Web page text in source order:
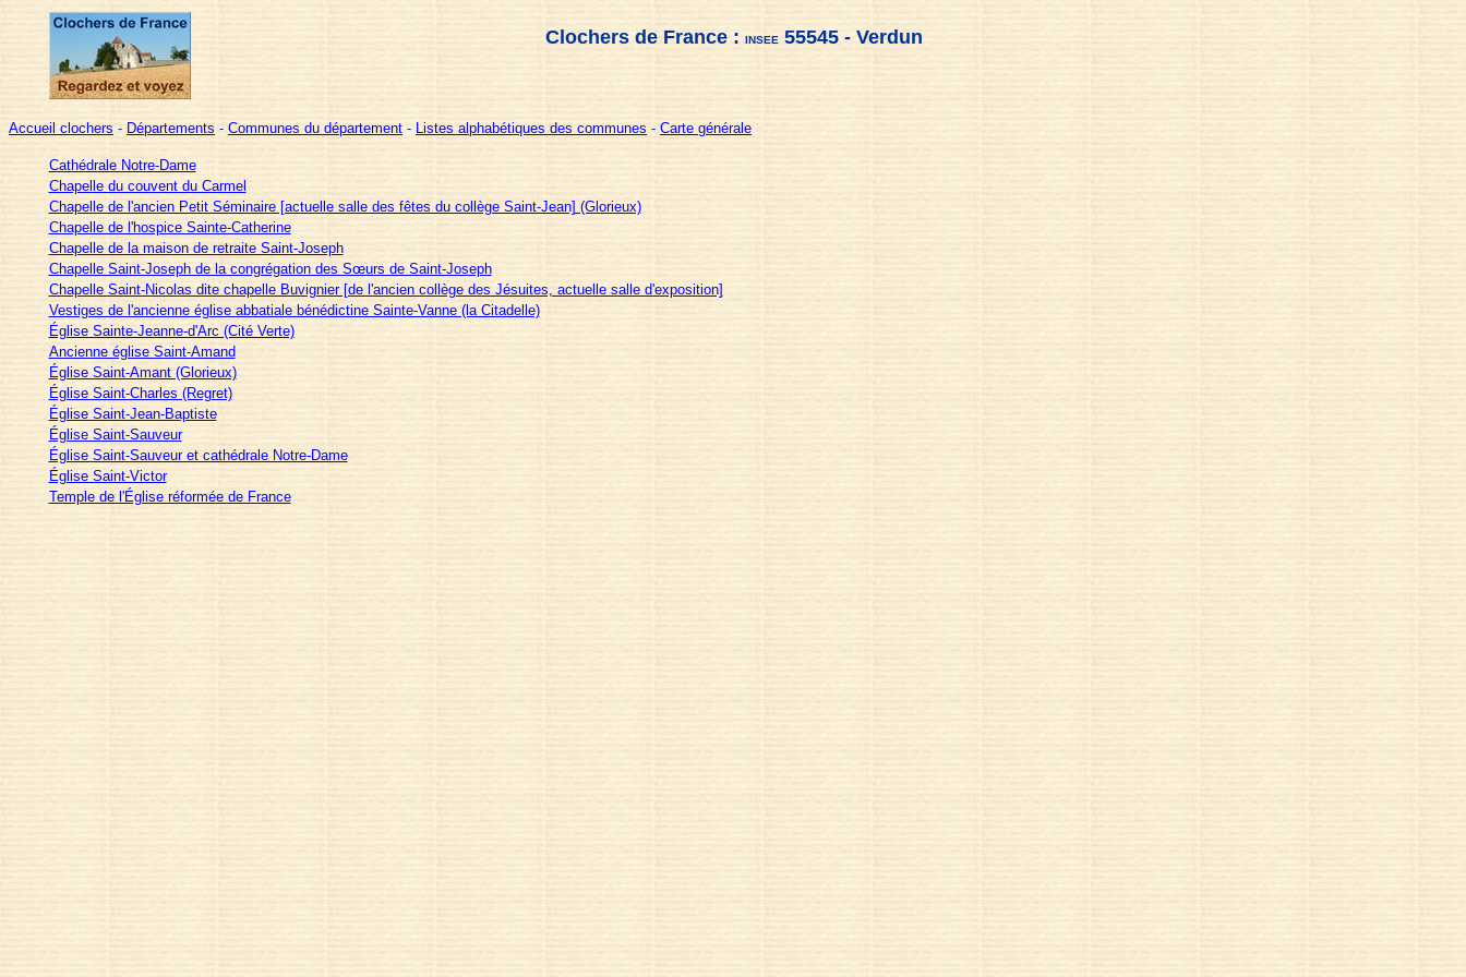
Clochers de France : INSEE55545 - Verdun
Accueil clochers - Départements - Communes du département - Listes alphabétiques des communes - Carte générale
Cathédrale Notre-Dame
Chapelle du couvent du Carmel
Chapelle de l'ancien Petit Séminaire [actuelle salle des fêtes du collège Saint-Jean] (Glorieux)
Chapelle de l'hospice Sainte-Catherine
Chapelle de la maison de retraite Saint-Joseph
Chapelle Saint-Joseph de la congrégation des Sœurs de Saint-Joseph
Chapelle Saint-Nicolas dite chapelle Buvignier [de l'ancien collège des Jésuites, actuelle salle d'exposition]
Vestiges de l'ancienne église abbatiale bénédictine Sainte-Vanne (la Citadelle)
Église Sainte-Jeanne-d'Arc (Cité Verte)
Ancienne église Saint-Amand
Église Saint-Amant (Glorieux)
Église Saint-Charles (Regret)
Église Saint-Jean-Baptiste
Église Saint-Sauveur
Église Saint-Sauveur et cathédrale Notre-Dame
Église Saint-Victor
Temple de l'Église réformée de France